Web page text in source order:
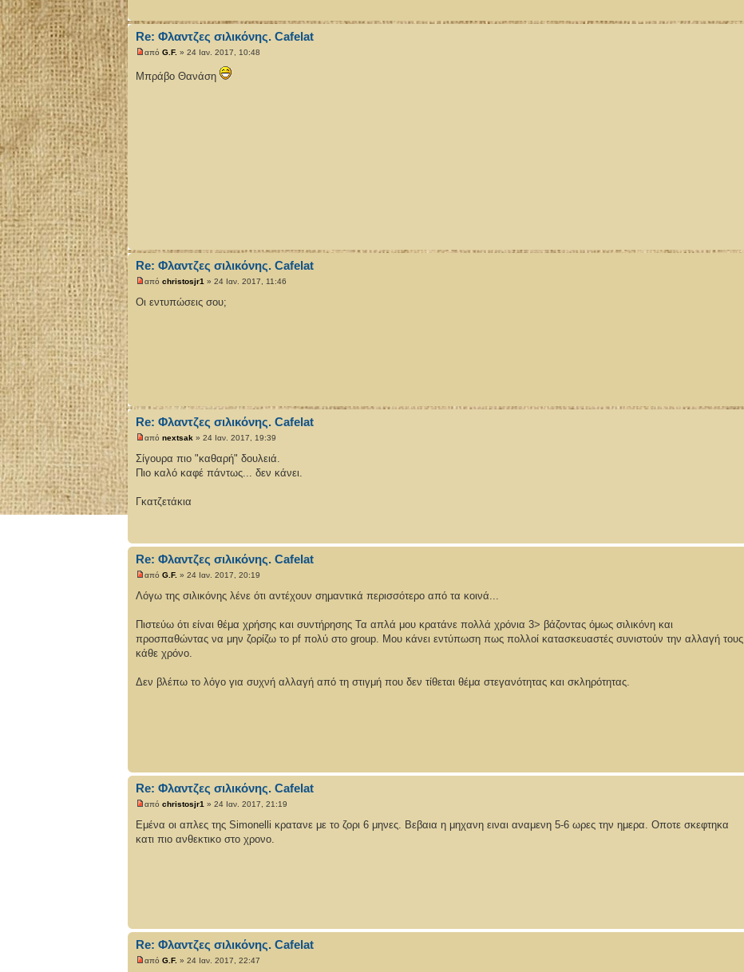
Re: Φλαντζες σιλικόνης. Cafelat
από G.F. » 24 Ιαν. 2017, 10:48
Μπράβο Θανάση
Re: Φλαντζες σιλικόνης. Cafelat
από christosjr1 » 24 Ιαν. 2017, 11:46
Οι εντυπώσεις σου;
Re: Φλαντζες σιλικόνης. Cafelat
από nextsak » 24 Ιαν. 2017, 19:39
Σίγουρα πιο "καθαρή" δουλειά.
Πιο καλό καφέ πάντως... δεν κάνει.
Γκατζετάκια
Re: Φλαντζες σιλικόνης. Cafelat
από G.F. » 24 Ιαν. 2017, 20:19
Λόγω της σιλικόνης λένε ότι αντέχουν σημαντικά περισσότερο από τα κοινά...
Πιστεύω ότι είναι θέμα χρήσης και συντήρησης Τα απλά μου κρατάνε πολλά χρόνια 3> βάζοντας όμως σιλικόνη και
προσπαθώντας να μην ζορίζω το pf πολύ στο group. Μου κάνει εντύπωση πως πολλοί κατασκευαστές συνιστούν την αλλαγή τους
κάθε χρόνο.
Δεν βλέπω το λόγο για συχνή αλλαγή από τη στιγμή που δεν τίθεται θέμα στεγανότητας και σκληρότητας.
Re: Φλαντζες σιλικόνης. Cafelat
από christosjr1 » 24 Ιαν. 2017, 21:19
Εμένα οι απλες της Simonelli κρατανε με το ζορι 6 μηνες. Βεβαια η μηχανη ειναι αναμενη 5-6 ωρες την ημερα. Οποτε σκεφτηκα
κατι πιο ανθεκτικο στο χρονο.
Re: Φλαντζες σιλικόνης. Cafelat
από G.F. » 24 Ιαν. 2017, 22:47